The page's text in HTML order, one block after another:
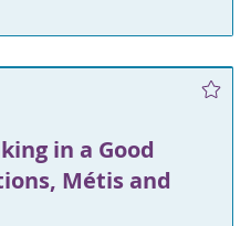
in a Good
Métis and